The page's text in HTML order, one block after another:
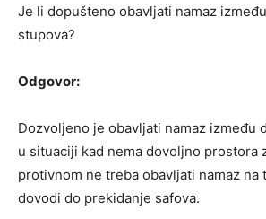
Je li dopušteno obavljati namaz
stupova?
Odgovor:
Dozvoljeno je obavljati namaz između
u situaciji kad nema dovoljno prostora
protivnom ne treba obavljati namaz na
dovodi do prekidanje safova.